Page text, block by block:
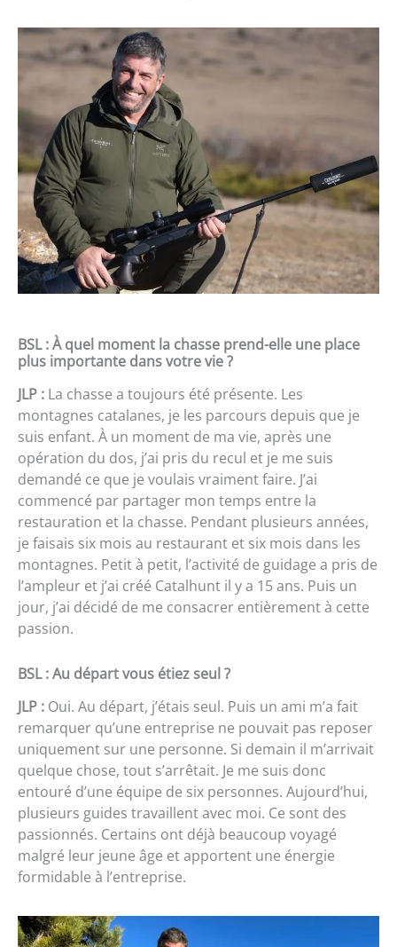
BSL : À quel moment la chasse prend-elle une place
plus importante dans votre vie ?
JLP : La chasse a toujours été présente. Les
montagnes catalanes, je les parcours depuis que je
suis enfant. À un moment de ma vie, après une
opération du dos, j’ai pris du recul et je me suis
demandé ce que je voulais vraiment faire. J’ai
commencé par partager mon temps entre la
restauration et la chasse. Pendant plusieurs années,
je faisais six mois au restaurant et six mois dans les
montagnes. Petit à petit, l’activité de guidage a pris de
l’ampleur et j’ai créé Catalhunt il y a 15 ans. Puis un
jour, j’ai décidé de me consacrer entièrement à cette
passion.
BSL : Au départ vous étiez seul ?
JLP : Oui. Au départ, j’étais seul. Puis un ami m’a fait
remarquer qu’une entreprise ne pouvait pas reposer
uniquement sur une personne. Si demain il m’arrivait
quelque chose, tout s’arrêtait. Je me suis donc
entouré d’une équipe de six personnes. Aujourd’hui,
plusieurs guides travaillent avec moi. Ce sont des
passionnés. Certains ont déjà beaucoup voyagé
malgré leur jeune âge et apportent une énergie
formidable à l’entreprise.